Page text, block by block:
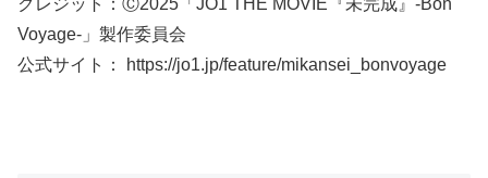
クレジット：Ⓒ2025「JO1 THE MOVIE『未完成』-Bon
Voyage-」製作委員会
公式サイト： https://jo1.jp/feature/mikansei_bonvoyage